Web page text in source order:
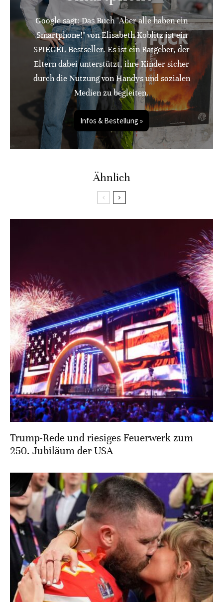
Google sagt: Das Buch "Aber alle haben ein
Smartphone!" von Elisabeth Koblitz ist ein
SPIEGEL-Bestseller. Es ist ein Ratgeber, der
Eltern dabei unterstützt, ihre Kinder sicher
durch die Nutzung von Handys und sozialen
Medien zu begleiten.
Infos & Bestellung »
Ähnlich
Trump-Rede und riesiges Feuerwerk zum
250. Jubiläum der USA